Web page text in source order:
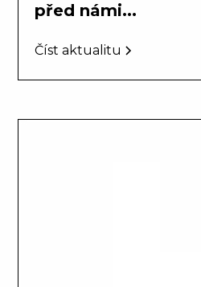
před námi...
Číst aktualitu